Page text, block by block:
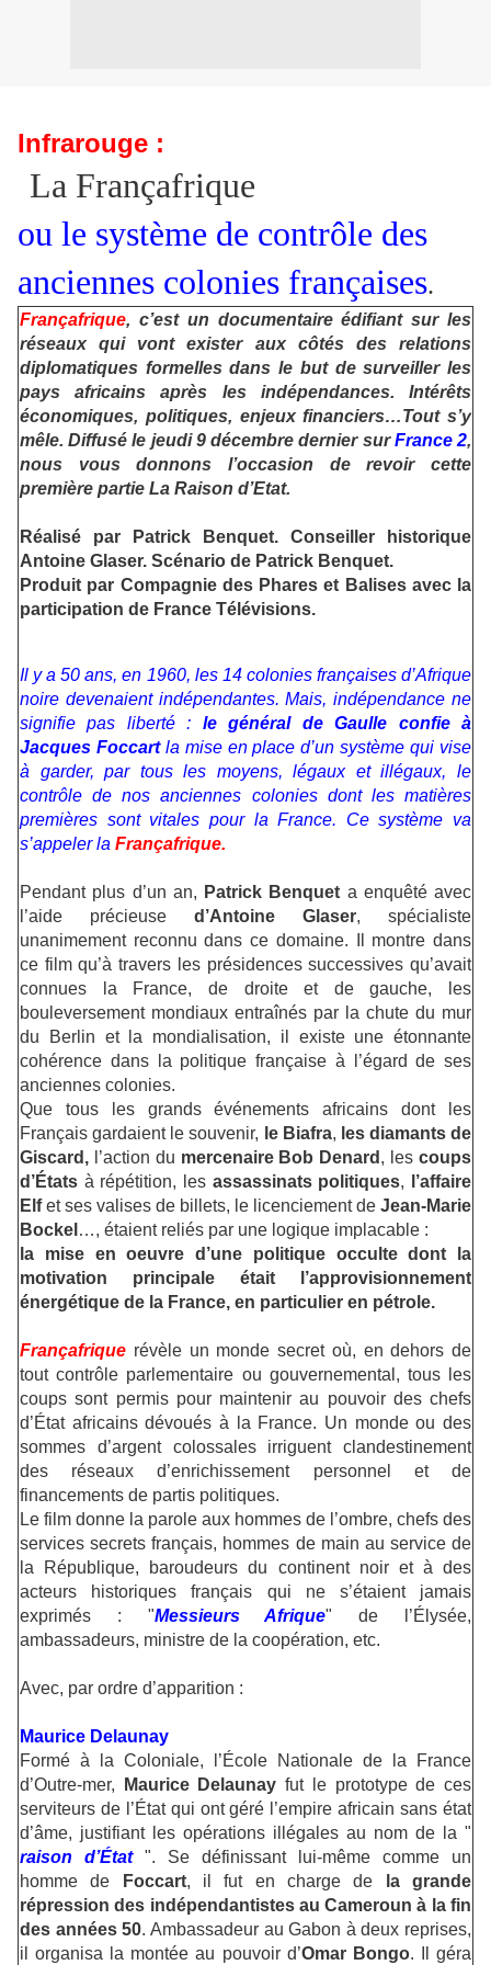
Infrarouge :
La Françafrique
ou le système de contrôle des
anciennes colonies françaises.
Françafrique, c’est un documentaire édifiant sur les
réseaux qui vont exister aux côtés des relations
diplomatiques formelles dans le but de surveiller les
pays africains après les indépendances. Intérêts
économiques, politiques, enjeux financiers…Tout s’y
mêle. Diffusé le jeudi 9 décembre dernier surFrance 2,
nous vous donnons l’occasion de revoir cette
première partie La Raison d’Etat.
Réalisé par Patrick Benquet. Conseiller historique
Antoine Glaser. Scénario de Patrick Benquet.
Produit par Compagnie des Phares et Balises avec la
participation de France Télévisions.
Il y a 50 ans, en 1960, les 14 colonies françaises d’Afrique
noire devenaient indépendantes. Mais, indépendance ne
signifie pas liberté : le général de Gaulle confie à
Jacques Foccartla mise en place d’un système qui vise
à garder, par tous les moyens, légaux et illégaux, le
contrôle de nos anciennes colonies dont les matières
premières sont vitales pour la France. Ce système va
s’appeler la Françafrique.
Pendant plus d’un an, Patrick Benquet a enquêté avec
l’aide précieuse d’Antoine Glaser, spécialiste
unanimement reconnu dans ce domaine. Il montre dans
ce film qu’à travers les présidences successives qu’avait
connues la France, de droite et de gauche, les
bouleversement mondiaux entraînés par la chute du mur
du Berlin et la mondialisation, il existe une étonnante
cohérence dans la politique française à l’égard de ses
anciennes colonies.
Que tous les grands événements africains dont les
Français gardaient le souvenir, le Biafra, les diamants de
Giscard, l’action du mercenaire Bob Denard , lescoups
d’États à répétition, les assassinats politiques,
l’affaire
Elfet ses valises de billets, le licenciement de Jean-Marie
Bockel …, étaient reliés par une logique implacable :
la mise en oeuvre d’une politique occulte dont la
motivation principale était l’approvisionnement
énergétique de la France, en particulier en pétrole.
Françafrique révèle un monde secret où, en dehors de
tout contrôle parlementaire ou gouvernemental, tous les
coups sont permis pour maintenir au pouvoir des chefs
d’État africains dévoués à la France. Un monde ou des
sommes d’argent colossales irriguent clandestinement
des réseaux d’enrichissement personnel et de
financements de partis politiques.
Le film donne la parole aux hommes de l’ombre, chefs des
services secrets français, hommes de main au service de
la République, baroudeurs du continent noir et à des
acteurs historiques français qui ne s’étaient jamais
exprimés : "Messieurs Afrique" de l’Élysée,
ambassadeurs, ministre de la coopération, etc.
Avec, par ordre d’apparition :
Maurice Delaunay
Formé à la Coloniale, l’École Nationale de la France
d’Outre-mer,
Maurice Delaunay fut le prototype de ces
serviteurs de l’État qui ont géré l’empire africain sans état
d’âme, justifiant les opérations illégales au nom de la "
raison d’État". Se définissant lui-même comme un
homme de
Foccart, il fut en charge de
la grande
répression des indépendantistes au Cameroun à la fin
des années 50. Ambassadeur au Gabon à deux reprises,
il organisa la montée au pouvoir d’Omar Bongo. Il géra